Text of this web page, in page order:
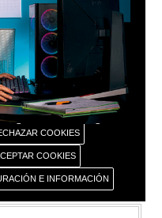
de Letrán
utiliza cookies propias
no recaba ni cede datos de
de los usuarios sin su
enlaces a sitios web de
de privacidad ajenas este
podrá decidir si acepta o no
ellos.
el uso de nuestras cookies.
COOKIES
COOKIES
E INFORMACIÓN